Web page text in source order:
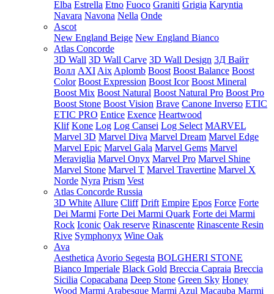
Elba Estrella Etno Fuoco Graniti Grigia Karyntia
Navara Navona Nella Onde
Ascot
New England Beige New England Bianco
Atlas Concorde
3D Wall 3D Wall Carve 3D Wall Design 3Д Вайт
Волл AXI Aix Aplomb Boost Boost Balance Boost
Color Boost Expression Boost Icor Boost Mineral
Boost Mix Boost Natural Boost Natural Pro Boost Pro
Boost Stone Boost Vision Brave Canone Inverso ETIC
ETIC PRO Entice Exence Heartwood
Klif Kone Log Log Cansei Log Select MARVEL
Marvel 3D Marvel Diva Marvel Dream Marvel Edge
Marvel Epic Marvel Gala Marvel Gems Marvel
Meraviglia Marvel Onyx Marvel Pro Marvel Shine
Marvel Stone Marvel T Marvel Travertine Marvel X
Norde Nyra Prism Vest
Atlas Concorde Russia
3D White Allure Cliff Drift Empire Epos Force Forte
Dei Marmi Forte Dei Marmi Quark Forte dei Marmi
Rock Iconic Oak reserve Rinascente Rinascente Resin
Rive Symphonyx Wine Oak
Ava
Aesthetica Avorio Segesta BOLGHERI STONE
Bianco Imperiale Black Gold Breccia Capraia Breccia
Sicilia Copacabana Deep Stone Green Sky Honey
Wood Marmi Arabesque Marmi Azul Macauba Marmi